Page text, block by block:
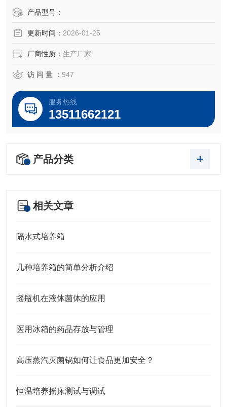
产品型号：
更新时间： 2026-01-25
厂商性质： 生产厂家
访 问 量 ： 947
服务热线
13511662121
产品分类
相关文章
隔水式培养箱
几种培养箱的简单分析介绍
摇瓶机在液体菌体的应用
医用冰箱的药品存放与管理
高压蒸汽灭菌锅如何让食品更加安全？
恒温培养摇床测试与调试